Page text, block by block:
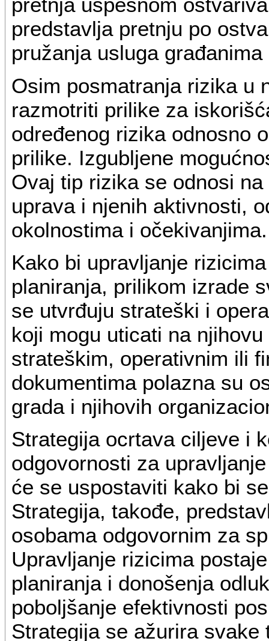
predstavlja pretnju po
pružanja usluga
Osim posmatranja rizika u
razmotriti prilike za
određenog rizika odnosno
prilike. Izgubljene
Ovaj tip rizika se odnosi
uprava i njenih aktivnosti,
okolnostima i očekivanjima.
Kako bi upravljanje
planiranja, prilikom izrade
se utvrđuju strateški i
koji mogu uticati na
strateškim, operativnim ili
dokumentima polazna su
grada i njihovih
Strategija ocrtava ciljeve i
odgovornosti za
će se uspostaviti kako bi
Strategija, takođe,
osobama odgovornim za
Upravljanje rizicima
planiranja i donošenja
poboljšanje efektivnosti
Strategija se ažurira